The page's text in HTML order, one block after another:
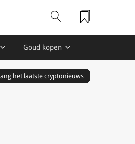
Goud kopen
het laatste cryptonieuws